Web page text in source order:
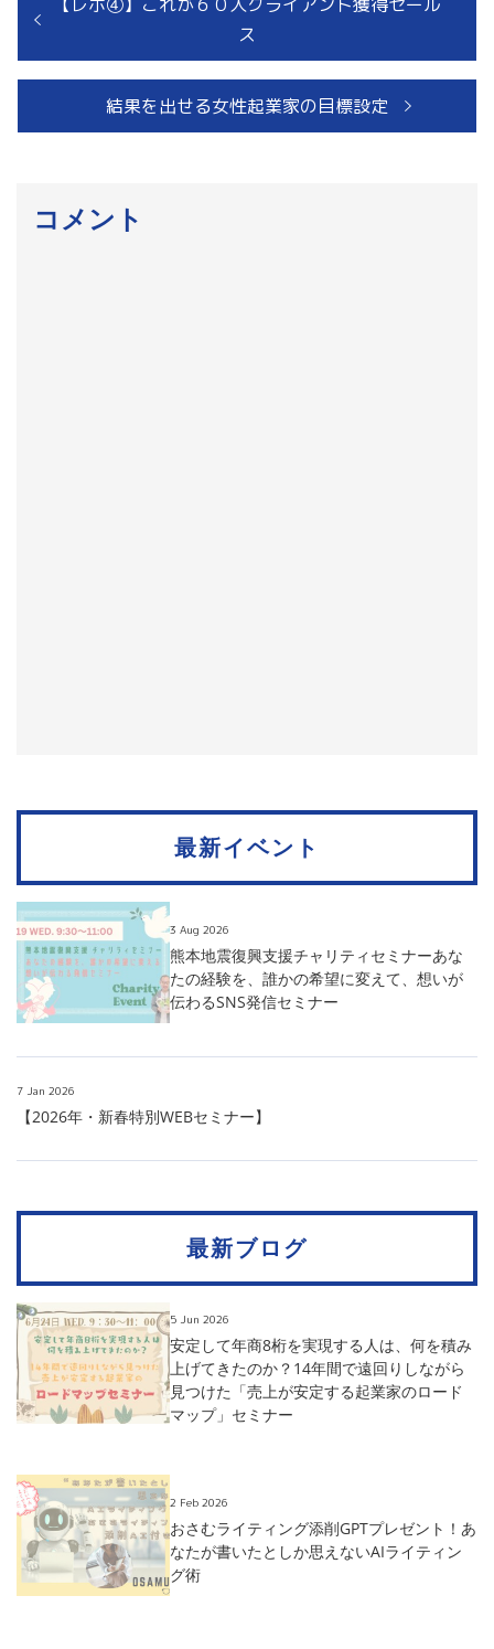
投
ゲ
の
ス
次
の
結果を出せる女性起業家の目標設定
コメント
最新イベント
3 Aug 2026
熊本地震復興支援チャリティセミナーあな
たの経験を、誰かの希望に変えて、想いが
伝わるSNS発信セミナー
7 Jan 2026
【2026年・新春特別WEBセミナー】
最新ブログ
5 Jun 2026
安定して年商8桁を実現する人は、何を積み
上げてきたのか？14年間で遠回りしながら
見つけた「売上が安定する起業家のロード
マップ」セミナー
2 Feb 2026
おさむライティング添削GPTプレゼント！あ
なたが書いたとしか思えないAIライティン
グ術